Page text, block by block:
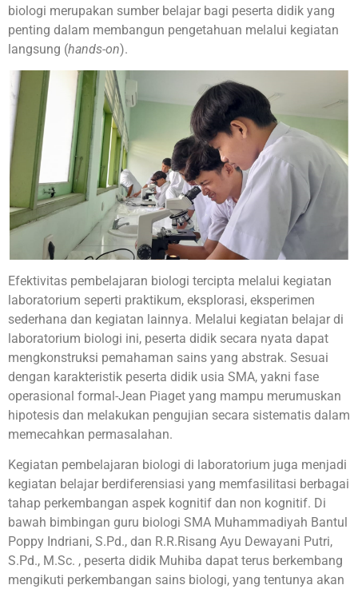
biologi merupakan sumber belajar bagi peserta didik yang
penting dalam membangun pengetahuan melalui kegiatan
langsung (hands-on).
Efektivitas pembelajaran biologi tercipta melalui kegiatan
laboratorium seperti praktikum, eksplorasi, eksperimen
sederhana dan kegiatan lainnya. Melalui kegiatan belajar di
laboratorium biologi ini, peserta didik secara nyata dapat
mengkonstruksi pemahaman sains yang abstrak. Sesuai
dengan karakteristik peserta didik usia SMA, yakni fase
operasional formal-Jean Piaget yang mampu merumuskan
hipotesis dan melakukan pengujian secara sistematis dalam
memecahkan permasalahan.
Kegiatan pembelajaran biologi di laboratorium juga menjadi
kegiatan belajar berdiferensiasi yang memfasilitasi berbagai
tahap perkembangan aspek kognitif dan non kognitif. Di
bawah bimbingan guru biologi SMA Muhammadiyah Bantul
Poppy Indriani, S.Pd., dan R.R.Risang Ayu Dewayani Putri,
S.Pd., M.Sc. , peserta didik Muhiba dapat terus berkembang
mengikuti perkembangan sains biologi, yang tentunya akan